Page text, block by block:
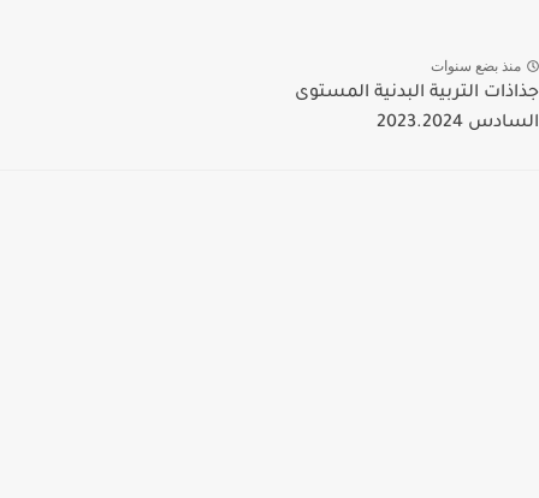
منذ بضع سنوات
جذاذات التربية البدنية المستوى
السادس 2023.2024